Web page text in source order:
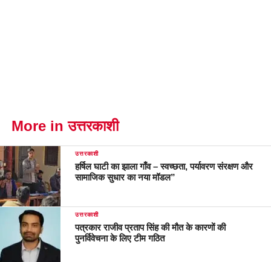
More in उत्तरकाशी
उत्तरकाशी
हर्षिल घाटी का झाला गाँव – स्वच्छता, पर्यावरण संरक्षण और
सामाजिक सुधार का नया मॉडल”
उत्तरकाशी
पत्रकार राजीव प्रताप सिंह की मौत के कारणों की
पुनर्विवेचना के लिए टीम गठित